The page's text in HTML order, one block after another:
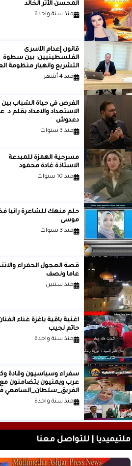
المحسن الأثر الخالد
منذ سنة واحدة
قانون إعدام الأسرى
الفلسطينيين: بين سطوة
التشريع وانهيار منظومة
الدولية...بقلم الدكتور وسيم
منذ 4 أشهر
الفرص في حياة الشباب بين
الاستعداد والامداد
دعدوش
منذ 3 سنوات
مسرحية الهمزة للمبدعة
الاستاذة غادة محمود
منذ 10 سنوات
حلم منهك للشاعرة
موسى
منذ 3 سنوات
قصة العجول الحمراء
عاما ونصف
منذ سنتين
اغنية باقية ياغزة غناء
حاتم نجيب
منذ سنة واحدة
سفراء وسياسيون وقادة
عرب ويمنيون يتضامنون مع
الفريق_سلطان_السامعي
وجه حملة التشويه.. تقرير
منذ سنة واحدة
ملتيميديا | للتواصل معنا